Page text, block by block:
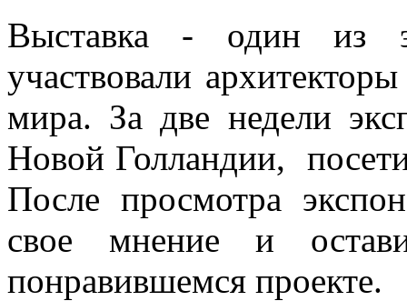
Выставка - один из
участвовали
мира. За две недели
Новой Голландии,
После просмотра
свое мнение и
понравившемся проекте.